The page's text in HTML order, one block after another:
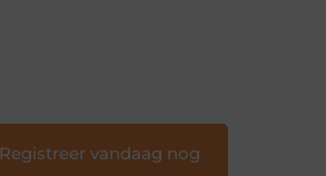
Registreer vandaag nog